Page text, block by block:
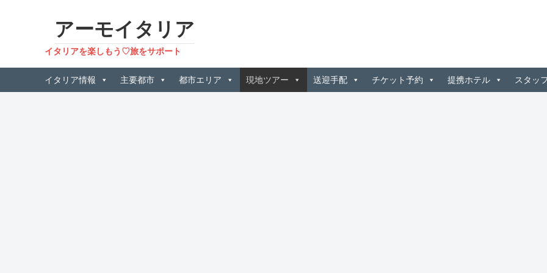
アーモイタリア
イタリアを楽しもう♡旅をサポート
イタリア情報 主要都市 都市エリア 現地ツアー 送迎手配 チケット予約 提携ホテル スタッフ